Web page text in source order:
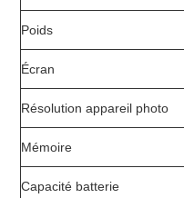
Poids
Écran
Résolution appareil photo
Mémoire
Capacité batterie